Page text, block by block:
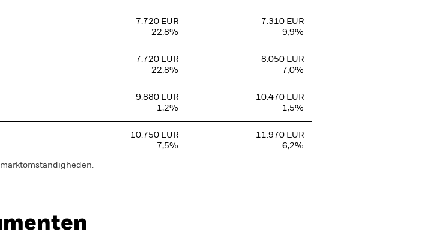
7.720 EUR
-22,8%
7.310 EUR
-9,9%
7.720 EUR
-22,8%
8.050 EUR
-7,0%
9.880 EUR
-1,2%
10.470 EUR
1,5%
10.750 EUR
7,5%
11.970 EUR
6,2%